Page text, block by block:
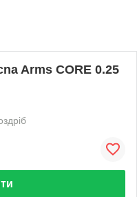
Arms CORE 0.25